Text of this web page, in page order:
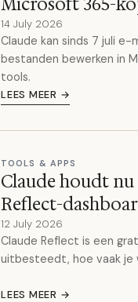
14 July 2026
Claude kan sinds 7 juli e-
bestanden bewerken in
tools.
LEES MEER →
TOOLS & APPS
Claude houdt
Reflect-
12 July 2026
Claude Reflect is een
uitbesteedt, hoe vaak je
LEES MEER →